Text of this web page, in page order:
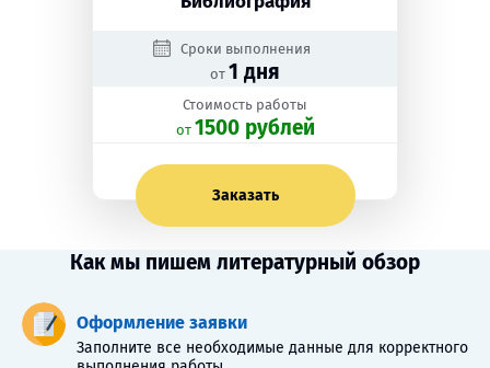
Сроки выполнения
от 1 дня
Стоимость работы
oт 1500 рублей
Заказать
Как мы пишем литературный обзор
Оформление заявки
Заполните все необходимые данные для корректного